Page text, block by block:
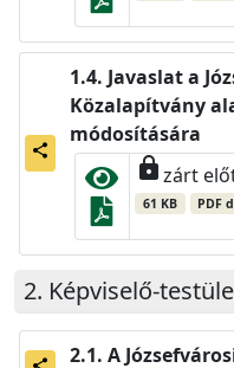
share
Javaslat a
Közalapítvány
módosítására
lockzárt
61 KB PDF
Képviselő-
A